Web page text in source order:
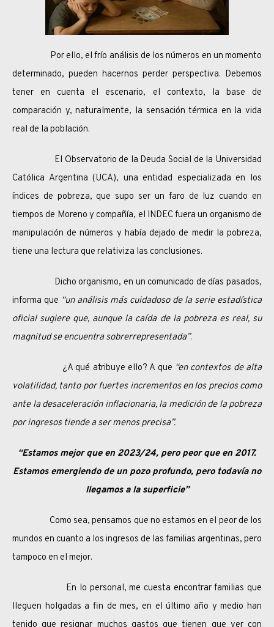
Por ello, el frío análisis de los números en un momento
determinado, pueden hacernos perder perspectiva. Debemos
tener en cuenta el escenario, el contexto, la base de
comparación y, naturalmente, la sensación térmica en la vida
real de la población.
El Observatorio de la Deuda Social de la Universidad
Católica Argentina (UCA), una entidad especializada en los
índices de pobreza, que supo ser un faro de luz cuando en
tiempos de Moreno y compañía, el INDEC fuera un organismo de
manipulación de números y había dejado de medir la pobreza,
tiene una lectura que relativiza las conclusiones.
Dicho organismo, en un comunicado de días pasados,
informa que “un análisis más cuidadoso de la serie estadística
oficial sugiere que, aunque la caída de la pobreza es real, su
magnitud se encuentra sobrerrepresentada”.
¿A qué atribuye ello? A que “en contextos de alta
volatilidad, tanto por fuertes incrementos en los precios como
ante la desaceleración inflacionaria, la medición de la pobreza
por ingresos tiende a ser menos precisa”.
“Estamos mejor que en 2023/24, pero peor que en 2017.
Estamos emergiendo de un pozo profundo, pero todavía no
llegamos a la superficie”
Como sea, pensamos que no estamos en el peor de los
mundos en cuanto a los ingresos de las familias argentinas, pero
tampoco en el mejor.
En lo personal, me cuesta encontrar familias que
lleguen holgadas a fin de mes, en el último año y medio han